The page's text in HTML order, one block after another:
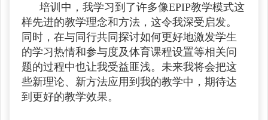
培训中，我学习到了许多像EPIP教学模式这
样先进的教学理念和方法，这令我深受启发。
同时，在与同行共同探讨如何更好地激发学生
的学习热情和参与度及体育课程设置等相关问
题的过程中也让我受益匪浅。未来我将会把这
些新理论、新方法应用到我的教学中，期待达
到更好的教学效果。